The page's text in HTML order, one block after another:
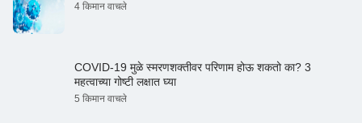
4 किमान वाचले
COVID-19 मुळे स्मरणशक्तीवर परिणाम होऊ शकतो का? 3
महत्वाच्या गोष्टी लक्षात घ्या
5 किमान वाचले